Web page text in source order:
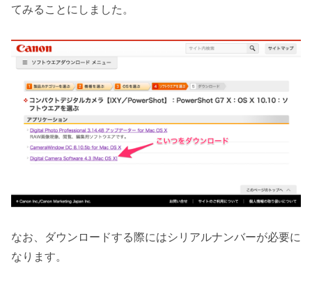
てみることにしました。
なお、ダウンロードする際にはシリアルナンバーが必要に
なります。